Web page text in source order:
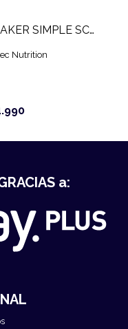
SHAKER SIMPLE SCITEC
Nutrition
a: